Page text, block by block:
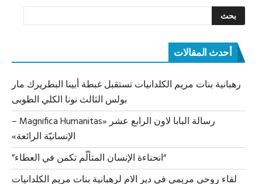
أحدث المقالات
رهبانية بنات مريم الكلدانيات تستقبل غبطة أبينا البطريرك مار
بولس الثالث نونا الكلي الطوبى
رسالة البابا لاون الرابع عشر «Magnifica Humanitas –
الإنسانيّة الرائعة»
“انحناءة الإنسان المتألّم تكمن في العطاء”
لقاء روحي مريمي في دير الام لرهبانية بنات مريم الكلدانيات